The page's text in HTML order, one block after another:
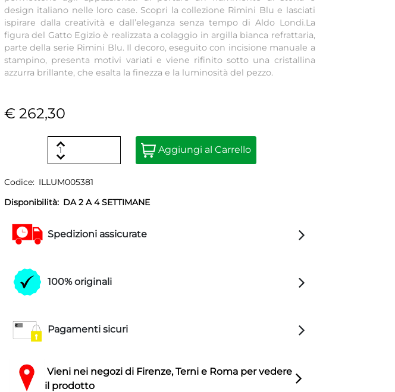
design italiano nelle loro case. Scopri la collezione Rimini Blu e lasciati
ispirare dalla creatività e dall’eleganza senza tempo di Aldo Londi.La
figura del Gatto Egizio è realizzata a colaggio in argilla bianca refrattaria,
parte della serie Rimini Blu. Il decoro, eseguito con incisione manuale a
stampino, presenta motivi variati e viene rifinito sotto una cristallina
azzurra brillante, che esalta la finezza e la luminosità del pezzo.
€ 262,30
Quantità
Aggiungi al Carrello
Codice: ILLUM005381
Disponibilità: DA 2 A 4 SETTIMANE
Spedizioni assicurate
100% originali
Pagamenti sicuri
Vieni nei negozi di Firenze, Terni e Roma per vedere
il prodotto